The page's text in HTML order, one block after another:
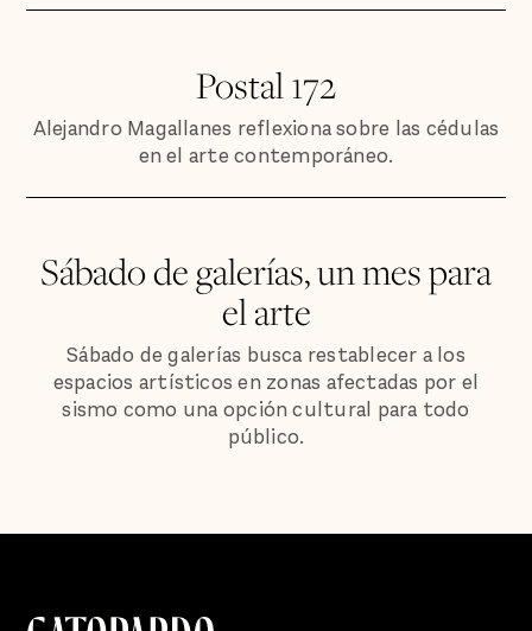
Postal 172
Alejandro Magallanes reflexiona sobre las cédulas
en el arte contemporáneo.
Sábado de galerías, un mes para
el arte
Sábado de galerías busca restablecer a los
espacios artísticos en zonas afectadas por el
sismo como una opción cultural para todo
público.